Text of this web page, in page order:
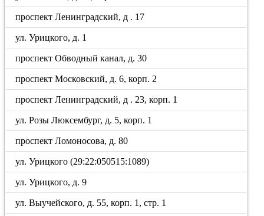
проспект Ленинградский, д . 17
ул. Урицкого, д. 1
проспект Обводный канал, д. 30
проспект Московский, д. 6, корп. 2
проспект Ленинградский, д . 23, корп. 1
ул. Розы Люксембург, д. 5, корп. 1
проспект Ломоносова, д. 80
ул. Урицкого (29:22:050515:1089)
ул. Урицкого, д. 9
ул. Выучейского, д. 55, корп. 1, стр. 1